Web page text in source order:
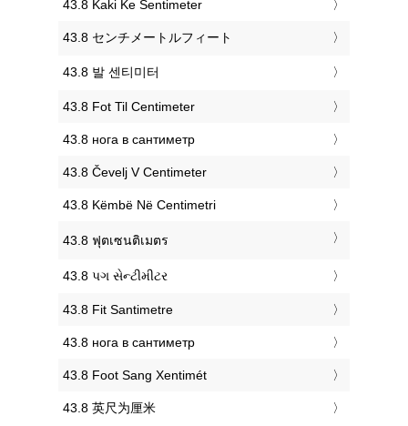
‎43.8 Kaki Ke Sentimeter
‎43.8 センチメートルフィート
‎43.8 발 센티미터
‎43.8 Fot Til Centimeter
‎43.8 нога в сантиметр
‎43.8 Čevelj V Centimeter
‎43.8 Këmbë Në Centimetri
‎43.8 ฟุตเซนติเมตร
‎43.8 પગ સેન્ટીમીટર
‎43.8 Fit Santimetre
‎43.8 нога в сантиметр
‎43.8 Foot Sang Xentimét
‎43.8 英尺为厘米